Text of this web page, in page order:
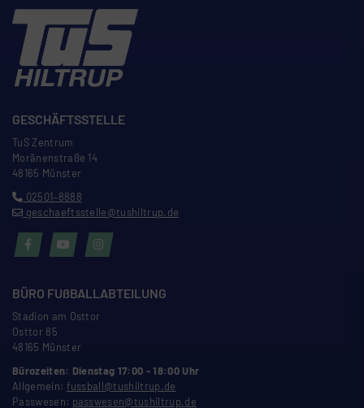
GESCHÄFTSSTELLE
TuS Zentrum
Moränenstraße 14
48165 Münster
02501–8888
geschaeftsstelle@tushiltrup.de
BÜRO FUßBALLABTEILUNG
Stadion am Osttor
Osttor 85
48165 Münster
Bürozeiten: Dienstag 17:00 - 18:00 Uhr
Allgemein: fussball@tushiltrup.de
Passwesen: passwesen@tushiltrup.de